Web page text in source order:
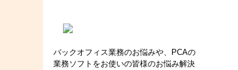
バックオフィス業務のお悩みや、PCAの
業務ソフトをお使いの皆様のお悩み解決